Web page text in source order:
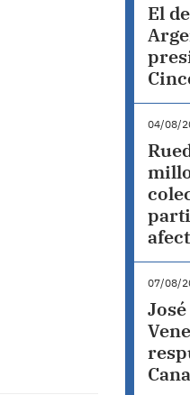
El
04/08/
07/08/